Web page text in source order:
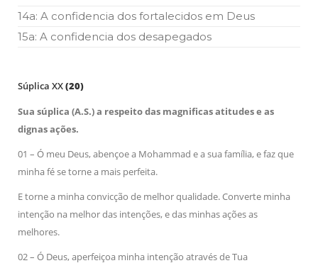
14a: A confidencia dos fortalecidos em Deus
15a: A confidencia dos desapegados
Súplica XX(20)
Sua súplica (A.S.) a respeito das magnificas atitudes e as
dignas ações.
01 – Ó meu Deus, abençoe a Mohammad e a sua família, e faz que
minha fé se torne a mais perfeita.
E torne a minha convicção de melhor qualidade. Converte minha
intenção na melhor das intenções, e das minhas ações as
melhores.
02 – Ó Deus, aperfeiçoa minha intenção através de Tua